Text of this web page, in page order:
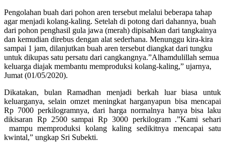
Pengolahan buah dari pohon aren tersebut melalui beberapa tahap
agar menjadi kolang-kaling. Setelah di potong dari dahannya, buah
dari pohon penghasil gula jawa (merah) dipisahkan dari tangkainya
dan kemudian direbus dengan alat sederhana. Menunggu kira-kira
sampai 1 jam, dilanjutkan buah aren tersebut diangkat dari tungku
untuk dikupas satu persatu dari cangkangnya.”Alhamdulillah semua
keluarga diajak membantu memproduksi kolang-kaling,” ujarnya,
Jumat (01/05/2020).
Dikatakan, bulan Ramadhan menjadi berkah luar biasa untuk
keluarganya, selain omzet meningkat harganyapun bisa mencapai
Rp 7000 perkilogramnya, dari harga normalnya hanya bisa laku
dikisaran Rp 2500 sampai Rp 3000 perkilogram .”Kami sehari
mampu memproduksi kolang kaling sedikitnya mencapai satu
kwintal,” ungkap Sri Subekti.